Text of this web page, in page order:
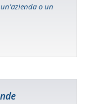
o un